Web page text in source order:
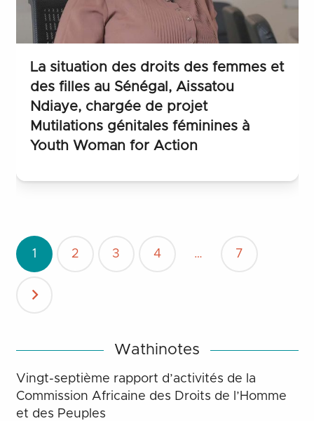
La situation des droits des femmes et
des filles au Sénégal, Aissatou
Ndiaye, chargée de projet
Mutilations génitales féminines à
Youth Woman for Action
Pagination
des
publications
1 2 3 4 … 7
Wathinotes
Vingt-septième rapport d’activités de la
Commission Africaine des Droits de l’Homme
et des Peuples